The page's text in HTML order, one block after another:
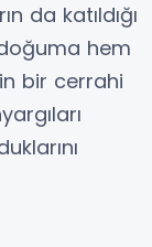
da katıldığı
hem
bir cerrahi